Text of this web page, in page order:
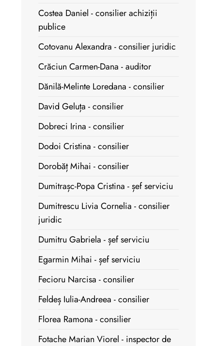
Costea Daniel - consilier achiziții
publice
Cotovanu Alexandra - consilier juridic
Crăciun Carmen-Dana - auditor
Dănilă-Melinte Loredana - consilier
David Geluța - consilier
Dobreci Irina - consilier
Dodoi Cristina - consilier
Dorobăț Mihai - consilier
Dumitrașc-Popa Cristina - șef serviciu
Dumitrescu Livia Cornelia - consilier
juridic
Dumitru Gabriela - șef serviciu
Egarmin Mihai - șef serviciu
Fecioru Narcisa - consilier
Feldeș Iulia-Andreea - consilier
Florea Ramona - consilier
Fotache Marian Viorel - inspector de